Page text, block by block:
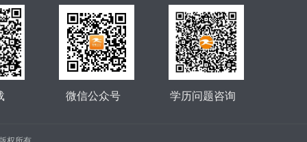
学历问题咨询
微信公众号